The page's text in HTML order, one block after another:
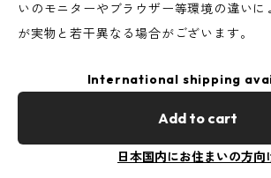
いのモニターやブラウザー等環境の違いに
が実物と若干異なる場合がございます。
International shipping
Add to cart
日本国内にお住まいの方向